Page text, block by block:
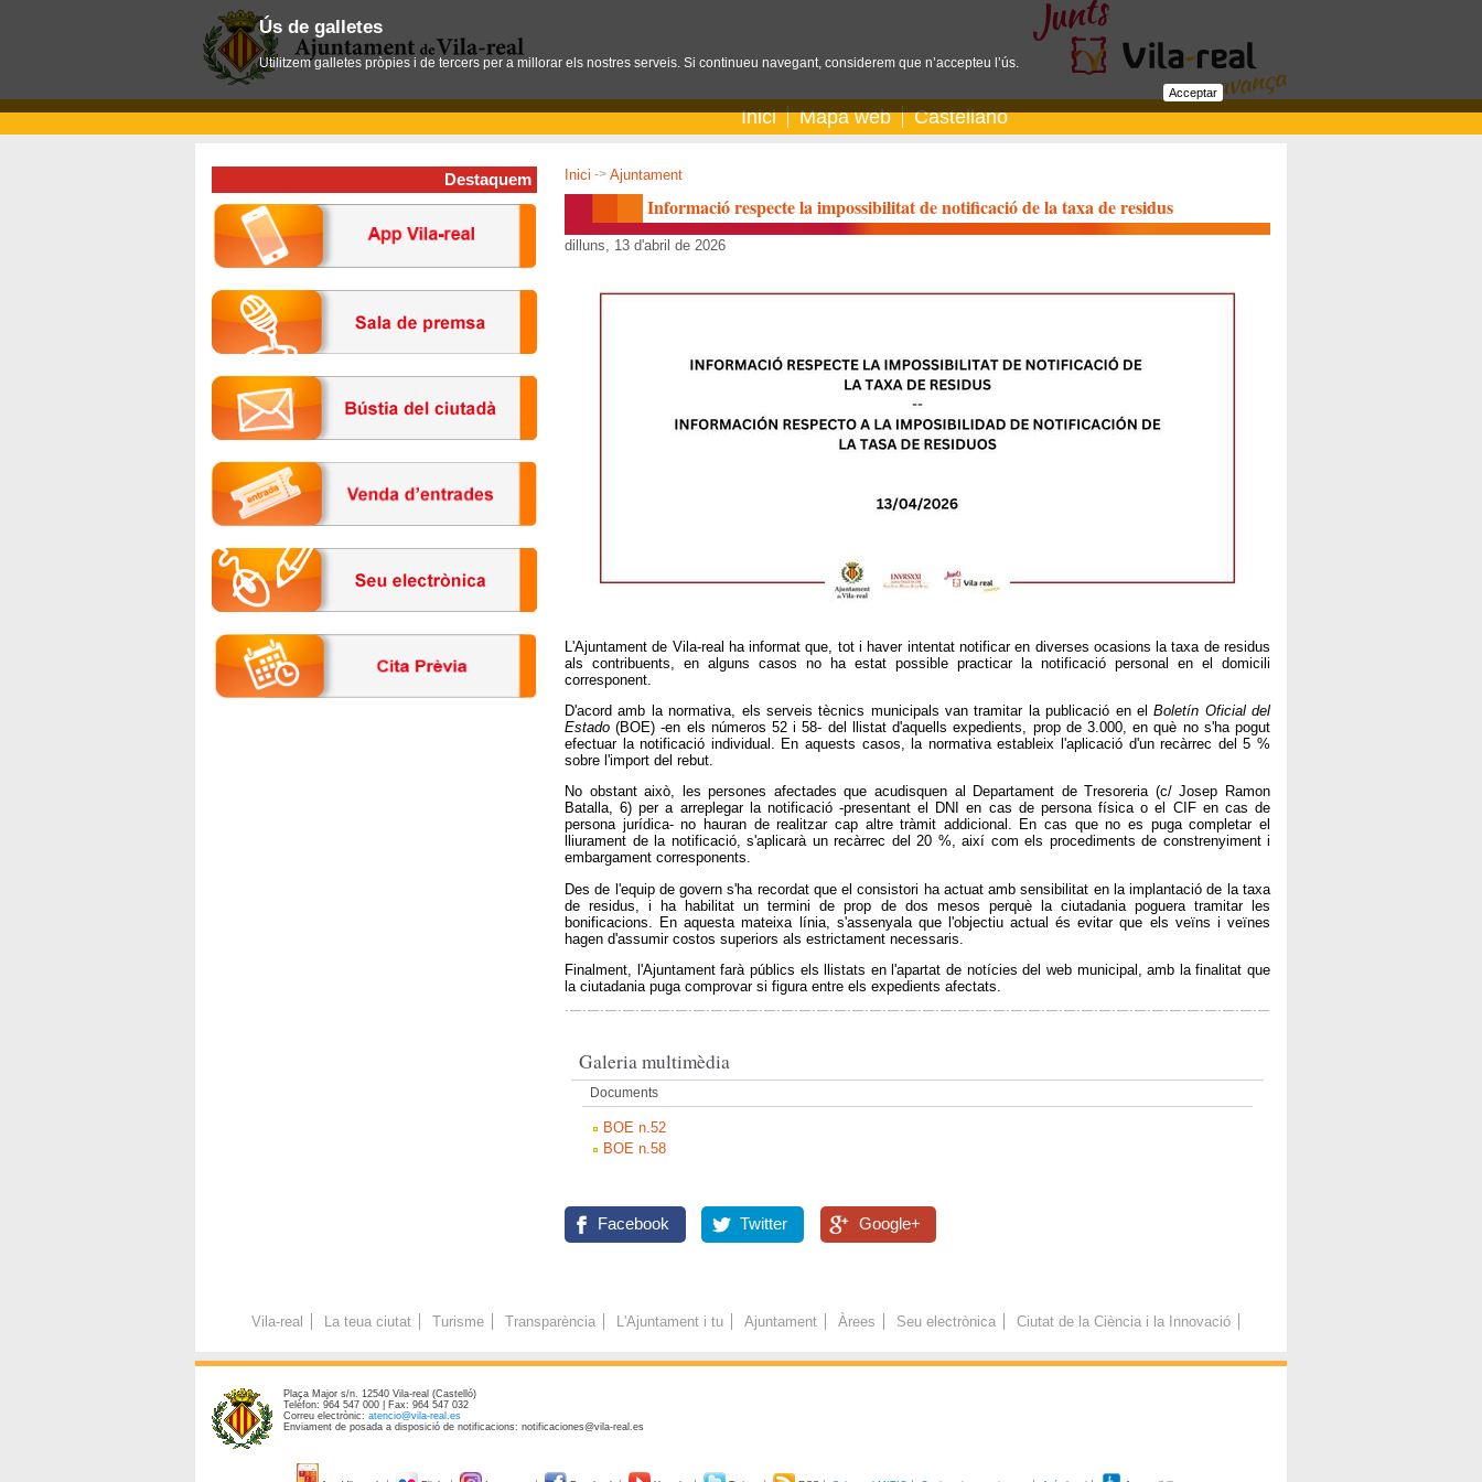
Inici Mapa web Castellano
Inici -> Ajuntament
Informació respecte la impossibilitat de notificació de la taxa de residus
dilluns, 13 d'abril de 2026
L'Ajuntament de Vila-real ha informat que, tot i haver intentat notificar en diverses ocasions la taxa de residus
als contribuents, en alguns casos no ha estat possible practicar la notificació personal en el domicili
corresponent.
D'acord amb la normativa, els serveis tècnics municipals van tramitar la publicació en elBoletín Oficial del
Estado (BOE) -en els números 52 i 58- del llistat d'aquells expedients, prop de 3.000, en què no s'ha pogut
efectuar la notificació individual. En aquests casos, la normativa estableix l'aplicació d'un recàrrec del 5 %
sobre l'import del rebut.
No obstant això, les persones afectades que acudisquen al Departament de Tresoreria (c/ Josep Ramon
Batalla, 6) per a arreplegar la notificació -presentant el DNI en cas de persona física o el CIF en cas de
persona jurídica- no hauran de realitzar cap altre tràmit addicional. En cas que no es puga completar el
lliurament de la notificació, s'aplicarà un recàrrec del 20 %, així com els procediments de constrenyiment i
embargament corresponents.
Des de l'equip de govern s'ha recordat que el consistori ha actuat amb sensibilitat en la implantació de la taxa
de residus, i ha habilitat un termini de prop de dos mesos perquè la ciutadania poguera tramitar les
bonificacions. En aquesta mateixa línia, s'assenyala que l'objectiu actual és evitar que els veïns i veïnes
hagen d'assumir costos superiors als estrictament necessaris.
Finalment, l'Ajuntament farà públics els llistats en l'apartat de notícies del web municipal, amb la finalitat que
la ciutadania puga comprovar si figura entre els expedients afectats.
Galeria multimèdia
Documents
BOE n.52
BOE n.58
Facebook Twitter Google+
Destaquem
Vila-real La teua ciutat Turisme Transparència L'Ajuntament i tu Ajuntament Àrees Seu electrònica Ciutat de la Ciència i la Innovació
Plaça Major s/n. 12540 Vila-real (Castelló)
Telèfon: 964 547 000 | Fax: 964 547 032
Correu electrònic: atencio@vila-real.es
Enviament de posada a disposició de notificacions: notificaciones@vila-real.es
Ús de galletes
Utilitzem galletes pròpies i de tercers per a millorar els nostres serveis. Si continueu navegant, considerem que n’accepteu l’ús.
Acceptar